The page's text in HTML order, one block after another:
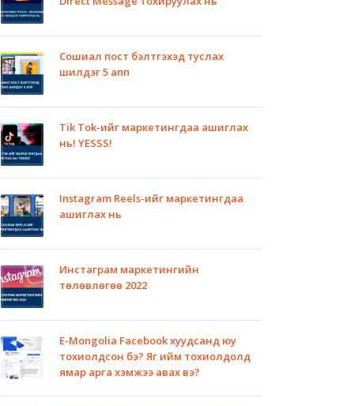
Сошиал пост бэлтгэхэд туслах
шилдэг 5 апп
Tik Tok-ийг маркетингдаа ашиглах
нь! YESSS!
Instagram Reels-ийг маркетингдаа
ашиглах нь
Инстаграм маркетингийн
төлөвлөгөө 2022
E-Mongolia Facebook хуудсанд юу
тохиолдсон бэ? Яг ийм тохиолдолд
ямар арга хэмжээ авах вэ?